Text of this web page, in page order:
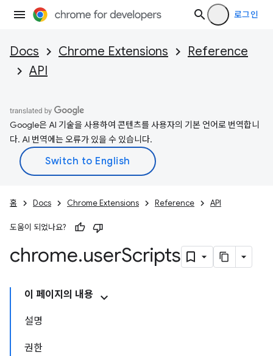
로그인
Docs Chrome Extensions
Reference
API
Google은 AI 기술을 사용하여 콘텐츠를 사용자의 기본 언어로 번역합니
다. AI 번역에는 오류가 있을 수 있습니다.
홈 Docs Chrome Extensions Reference API
도움이 되었나요?
chrome.userScripts
이 페이지의 내용
설명
권한